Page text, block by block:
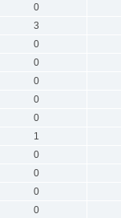
0
3
0
0
0
0
0
1
0
0
0
0